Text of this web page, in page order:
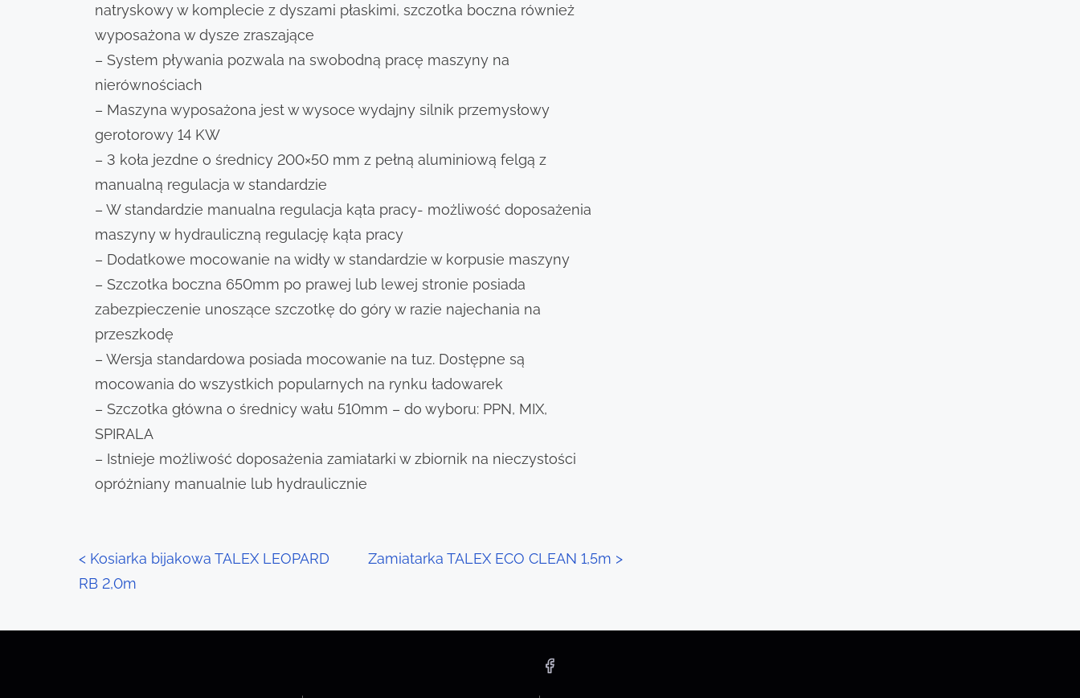
natryskowy w komplecie z dyszami płaskimi, szczotka boczna również
wyposażona w dysze zraszające
– System pływania pozwala na swobodną pracę maszyny na
nierównościach
– Maszyna wyposażona jest w wysoce wydajny silnik przemysłowy
gerotorowy 14 KW
– 3 koła jezdne o średnicy 200×50 mm z pełną aluminiową felgą z
manualną regulacja w standardzie
– W standardzie manualna regulacja kąta pracy- możliwość doposażenia
maszyny w hydrauliczną regulację kąta pracy
– Dodatkowe mocowanie na widły w standardzie w korpusie maszyny
– Szczotka boczna 650mm po prawej lub lewej stronie posiada
zabezpieczenie unoszące szczotkę do góry w razie najechania na
przeszkodę
– Wersja standardowa posiada mocowanie na tuz. Dostępne są
mocowania do wszystkich popularnych na rynku ładowarek
– Szczotka główna o średnicy wału 510mm – do wyboru: PPN, MIX,
SPIRALA
– Istnieje możliwość doposażenia zamiatarki w zbiornik na nieczystości
opróżniany manualnie lub hydraulicznie
P
o
s
< Kosiarka bijakowa TALEX LEOPARD
RB 2,0m
Zamiatarka TALEX ECO CLEAN 1,5m >